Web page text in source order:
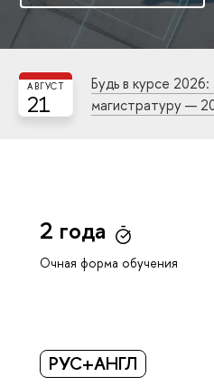
21
АВГУСТ
Будь в курсе 2026:
магистратуру —
2 года
Очная форма обучения
РУС+АНГЛ